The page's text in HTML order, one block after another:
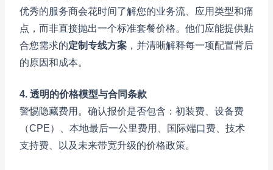
优秀的服务商会花时间了解您的业务流、应用类型和痛
点，而非直接抛出一个标准套餐价格。他们应能提供贴
合您需求的定制专线方案 ，并清晰解释每一项配置背后
的原因和成本。
4. 透明的价格模型与合同条款
警惕隐藏费用。确认报价是否包含：初装费、设备费
（CPE）、本地最后一公里费用、国际端口费、技术
支持费、以及未来带宽升级的价格政策。